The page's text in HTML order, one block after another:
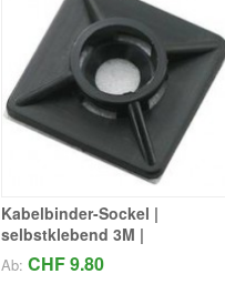
Kabelbinder-Sockel |
selbstklebend 3M |
Ab: CHF 9.80